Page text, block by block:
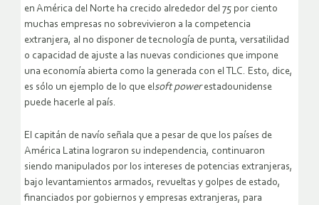
en América del Norte ha crecido alrededor del 75 por ciento
muchas empresas no sobrevivieron a la competencia
extranjera, al no disponer de tecnología de punta, versatilidad
o capacidad de ajuste a las nuevas condiciones que impone
una economía abierta como la generada con el TLC. Esto, dice,
es sólo un ejemplo de lo que elsoft powerestadounidense
puede hacerle al país.
El capitán de navío señala que a pesar de que los países de
América Latina lograron su independencia, continuaron
siendo manipulados por los intereses de potencias extranjeras,
bajo levantamientos armados, revueltas y golpes de estado,
financiados por gobiernos y empresas extranjeras, para